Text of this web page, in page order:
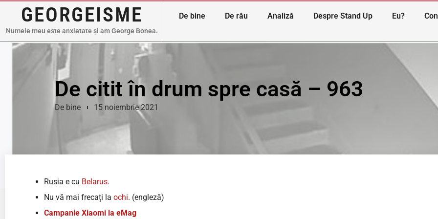
GEORGEISME
Numele meu este anxietate și am George Bonea.
De bine De rău Analiză Despre Stand Up Eu?
De citit în drum spre casă – 963
De bine 15 noiembrie 2021
Rusia e cu Belarus.
Nu vă mai frecați la ochi. (engleză)
Campanie Xiaomi la eMag